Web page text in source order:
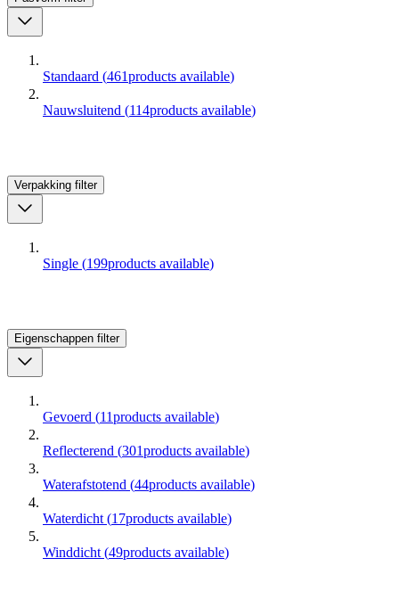
Standaard (461products available)
Nauwsluitend (114products available)
Verpakking filter
Single (199products available)
Eigenschappen filter
Gevoerd (11products available)
Reflecterend (301products available)
Waterafstotend (44products available)
Waterdicht (17products available)
Winddicht (49products available)